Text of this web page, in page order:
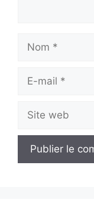
Nom
Site
web